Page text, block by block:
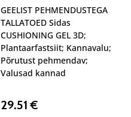
GEELIST PEHMENDUSTEGA
TALLATOED Sidas
CUSHIONING GEL 3D;
Plantaarfastsiit; Kannavalu;
Põrutust pehmendav;
Valusad kannad
29.51€